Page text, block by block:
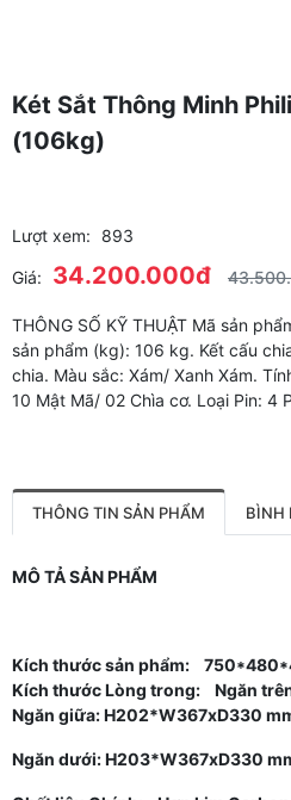
Két Sắt Thông Minh
(106kg)
Lượt xem: 893
Giá: 34.200.000đ
THÔNG SỐ KỸ THUẬT Mã sản
sản phẩm (kg): 106 kg. Kết cấu
chia. Màu sắc: Xám/ Xanh Xám.
10 Mật Mã/ 02 Chìa cơ. Loại Pin: 4
THÔNG TIN SẢN PHẨM BÌNH
MÔ TẢ SẢN PHẨM
Kích thước sản phẩm:
Kích thước Lòng trong: Ngăn
Ngăn giữa: H202*W367xD330
Ngăn dưới: H203*W367xD330